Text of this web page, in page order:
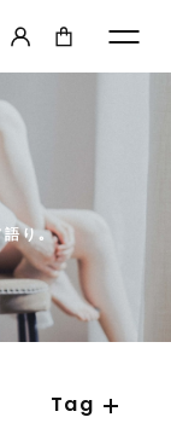
り｡
Tag